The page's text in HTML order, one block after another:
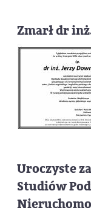
Zmarł dr
Uroczyste
Studiów